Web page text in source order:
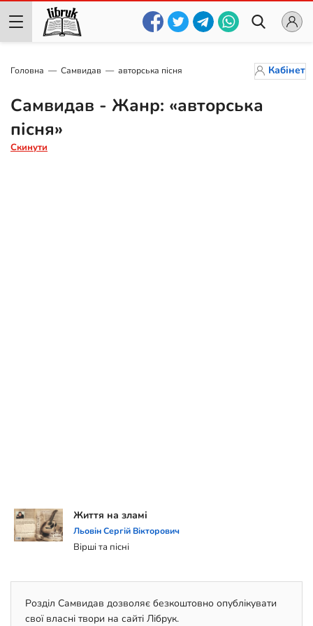
Головна Самвидав авторська пісня Кабінет
Самвидав - Жанр: «авторська
пісня»
Скинути
Життя на зламі
Льовін Сергій Вікторович
Вірші та пісні
Розділ Самвидав дозволяє безкоштовно опублікувати
свої власні твори на сайті Лібрук.